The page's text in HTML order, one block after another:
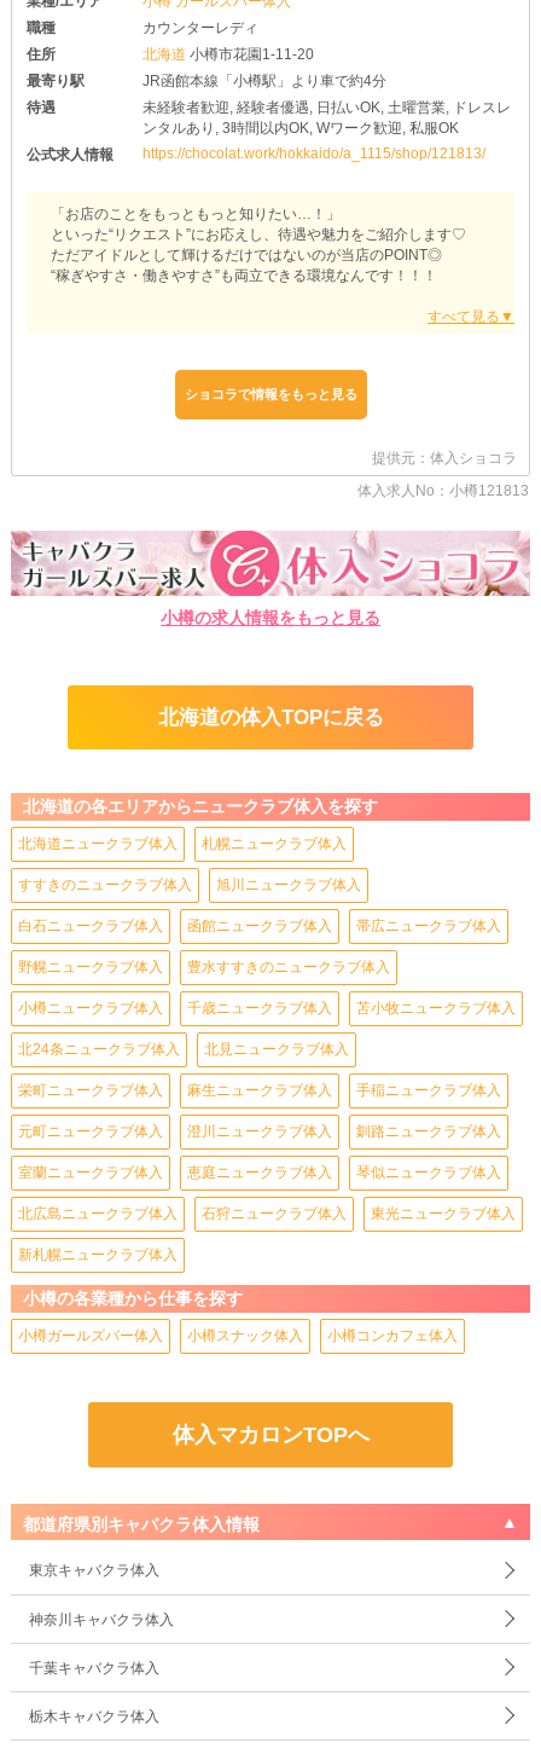
職種
カウンターレディ
住所
北海道小樽市花園1-11-20
最寄り駅
JR函館本線「小樽駅」より車で約4分
待遇
未経験者歓迎, 経験者優遇, 日払いOK, 土曜営業, ドレスレ
ンタルあり, 3時間以内OK, Wワーク歓迎, 私服OK
公式求人情報
https://chocolat.work/hokkaido/a_1115/shop/121813/
「お店のことをもっともっと知りたい…！」
といった“リクエスト”にお応えし、待遇や魅力をご紹介します♡
ただアイドルとして輝けるだけではないのが当店のPOINT◎
“稼ぎやすさ・働きやすさ”も両立できる環境なんです！！！
その中で、ご希望に合わせて“好きな曜日・時間帯”を選んで働ける
つまり…タイミングを見計らって、柔軟に勤務シフトを組めちゃう
タイパ重視でスケジュールを調整してみましょう♪
「がっつりLASTまでレギュラー出勤しちゃう！」
さまざまなスタイルに対応しています◎
ぜひあなたのご希望をお聞かせください♡
少しでも気になったら…
体験入店に応募してくれると嬉しいです♡
ショコラで情報をもっと見る
提供元：体入ショコラ
体入求人No：小樽121813
小樽の求人情報をもっと見る
北海道の体入TOPに戻る
北海道の各エリアからニュークラブ体入を探す
北海道ニュークラブ体入 札幌ニュークラブ体入
すすきのニュークラブ体入 旭川ニュークラブ体入
白石ニュークラブ体入 函館ニュークラブ体入 帯広ニュークラブ体入
野幌ニュークラブ体入 豊水すすきのニュークラブ体入
小樽ニュークラブ体入 千歳ニュークラブ体入 苫小牧ニュークラブ体入
北24条ニュークラブ体入 北見ニュークラブ体入
栄町ニュークラブ体入 麻生ニュークラブ体入 手稲ニュークラブ体入
元町ニュークラブ体入 澄川ニュークラブ体入 釧路ニュークラブ体入
室蘭ニュークラブ体入 恵庭ニュークラブ体入 琴似ニュークラブ体入
北広島ニュークラブ体入 石狩ニュークラブ体入 東光ニュークラブ体入
新札幌ニュークラブ体入
小樽の各業種から仕事を探す
小樽ガールズバー体入 小樽スナック体入 小樽コンカフェ体入
体入マカロンTOPへ
都道府県別キャバクラ体入情報
東京キャバクラ体入
神奈川キャバクラ体入
千葉キャバクラ体入
栃木キャバクラ体入